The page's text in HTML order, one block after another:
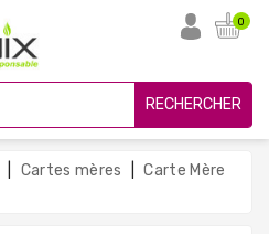
0
RECHERCHER
Cartes mères
Carte Mère